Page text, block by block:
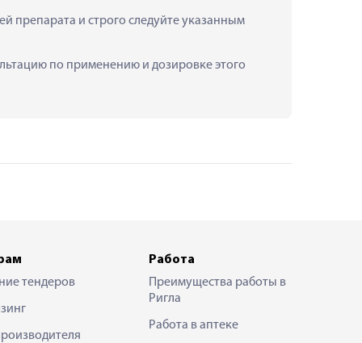
препарата и строго следуйте указанным
по применению и дозировке этого
тендеров
Работа
Преимущества работы в
Ригла
Работа в аптеке